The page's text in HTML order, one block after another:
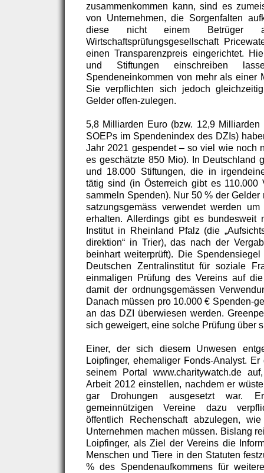
zusammenkommen kann, sind es
von Unternehmen, die Sorgenfalten
diese nicht einem Betrüger
Wirtschaftsprüfungsgesellschaft
einen Transparenzpreis eingerichtet.
und Stiftungen einschreiben
Spendeneinkommen von mehr als einer
Sie verpflichten sich jedoch
Gelder offen-zulegen.
5,8 Milliarden Euro (bzw. 12,9 Milliarden
SOEPs im Spendenindex des DZIs)
Jahr 2021 gespendet – so viel wie noch
es geschätzte 850 Mio). In Deutschland
und 18.000 Stiftungen, die in
tätig sind (in Österreich gibt es 110.000
sammeln Spenden). Nur 50 % der
satzungsgemäss verwendet werden
erhalten. Allerdings gibt es bundesweit
Institut in Rheinland Pfalz (die
direktion“ in Trier), das nach der
beinhart weiterprüft). Die
Deutschen Zentralinstitut für soziale
einmaligen Prüfung des Vereins auf
damit der ordnungsgemässen
Danach müssen pro 10.000 € Spenden-
an das DZI überwiesen werden.
sich geweigert, eine solche Prüfung über
Einer, der sich diesem Unwesen
Loipfinger, ehemaliger Fonds-Analyst.
seinem Portal www.charitywatch.de
Arbeit 2012 einstellen, nachdem er
gar Drohungen ausgesetzt war.
gemeinnützigen Vereine dazu
öffentlich Rechenschaft abzulegen,
Unternehmen machen müssen. Bislang
Loipfinger, als Ziel der Vereins die
Menschen und Tiere in den Statuten
% des Spendenaufkommens für